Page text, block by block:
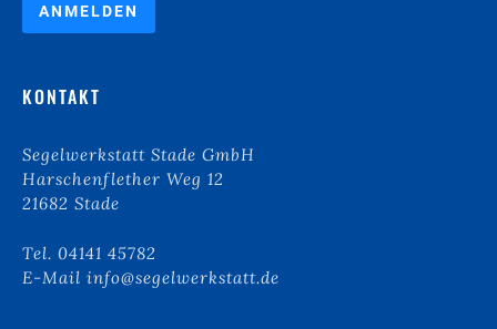
k
x
*
ANMELDEN
KONTAKT
Segelwerkstatt Stade GmbH
Harschenflether Weg 12
21682 Stade
Tel. 04141 45782
E-Mail info@segelwerkstatt.de